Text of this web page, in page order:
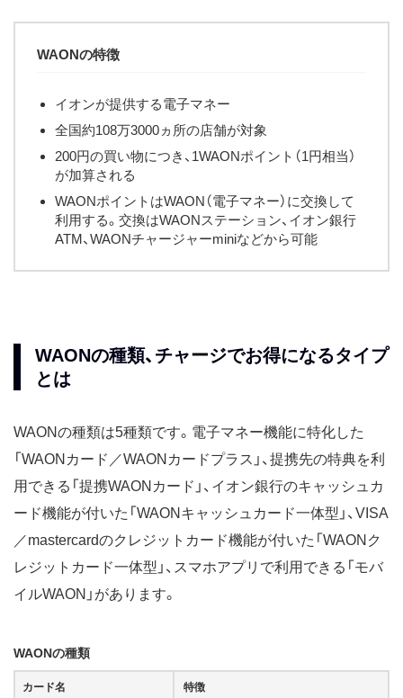
WAONの特徴
イオンが提供する電子マネー
全国約108万3000ヵ所の店舗が対象
200円の買い物につき、1WAONポイント（1円相当）
が加算される
WAONポイントはWAON（電子マネー）に交換して
利用する。交換はWAONステーション、イオン銀行
ATM、WAONチャージャーminiなどから可能
WAONの種類、チャージでお得になるタイプ
とは
WAONの種類は5種類です。電子マネー機能に特化した
「WAONカード／WAONカードプラス」、提携先の特典を利
用できる「提携WAONカード」、イオン銀行のキャッシュカ
ード機能が付いた「WAONキャッシュカード一体型」、VISA
／mastercardのクレジットカード機能が付いた「WAONク
レジットカード一体型」、スマホアプリで利用できる「モバ
イルWAON」があります。
WAONの種類
カード名 特徴